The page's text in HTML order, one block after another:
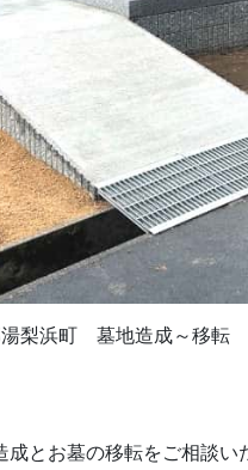
梨浜町 墓地造成～移転
とお墓の移転をご相談